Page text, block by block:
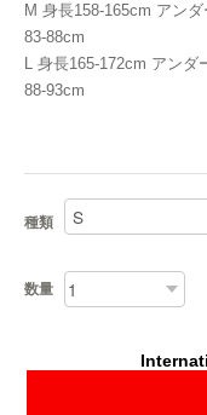
M 身長158-165cm アン
83-88cm
L 身長165-172cm アン
88-93cm
種類
数量